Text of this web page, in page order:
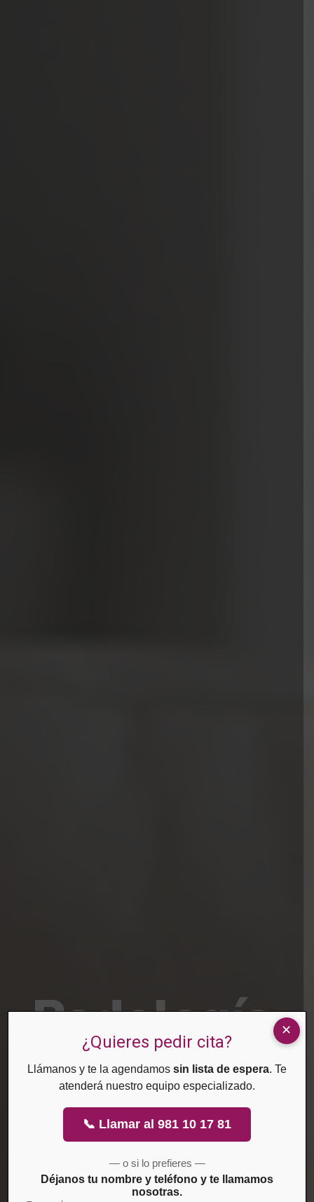
Podología
–
Descargas
¿Quieres pedir cita?
Llámanos y te la agendamos sin lista de espera. Te
atenderá nuestro equipo especializado.
📞 Llamar al 981 10 17 81
— o si lo prefieres —
Déjanos tu nombre y teléfono y te llamamos
nosotras.